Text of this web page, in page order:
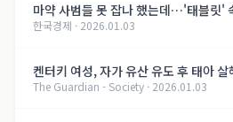
마약 사범들 못 잡나 했는데…'태블릿'
한국경제 · 2026.01.03
켄터키 여성, 자가 유산 유도 후 태아
The Guardian - Society · 2026.01.03